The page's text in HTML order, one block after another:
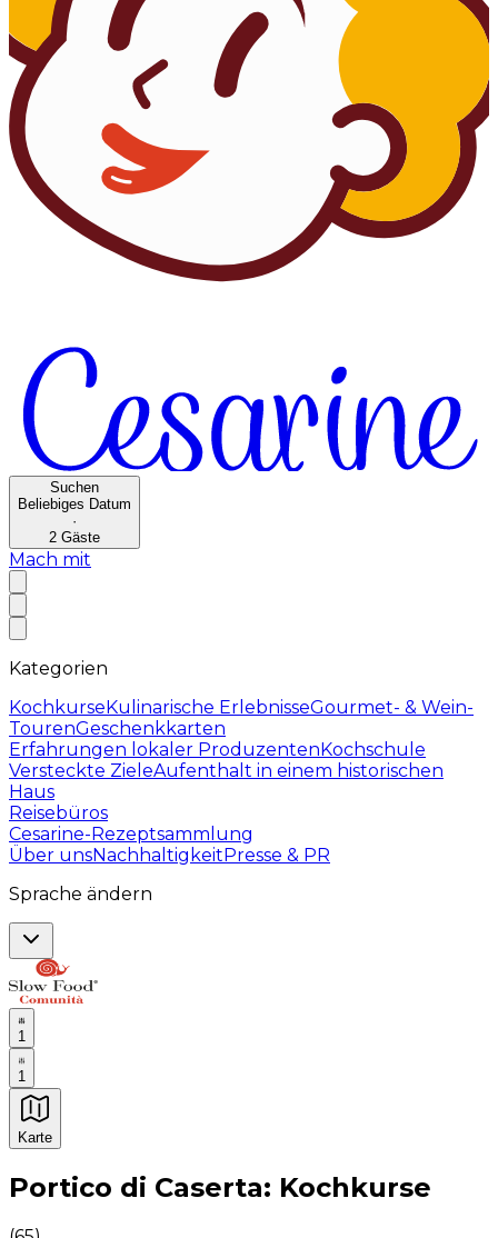
Suchen
Beliebiges Datum
·
2 Gäste
Mach mit
Kategorien
KochkurseKulinarische ErlebnisseGourmet- & Wein-
TourenGeschenkkarten
Erfahrungen lokaler ProduzentenKochschule
Versteckte ZieleAufenthalt in einem historischen
Haus
Reisebüros
Cesarine-Rezeptsammlung
Über unsNachhaltigkeitPresse & PR
Sprache ändern
1
1
Karte
Unvergessliche kulinarische Erlebnisse:
Portico di Caserta: Kochkurse